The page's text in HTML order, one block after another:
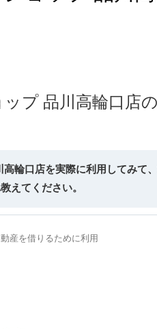
ップ 品川高輪口店
輪口店を実際に利用してみて
えてください。
産を借りるために利用